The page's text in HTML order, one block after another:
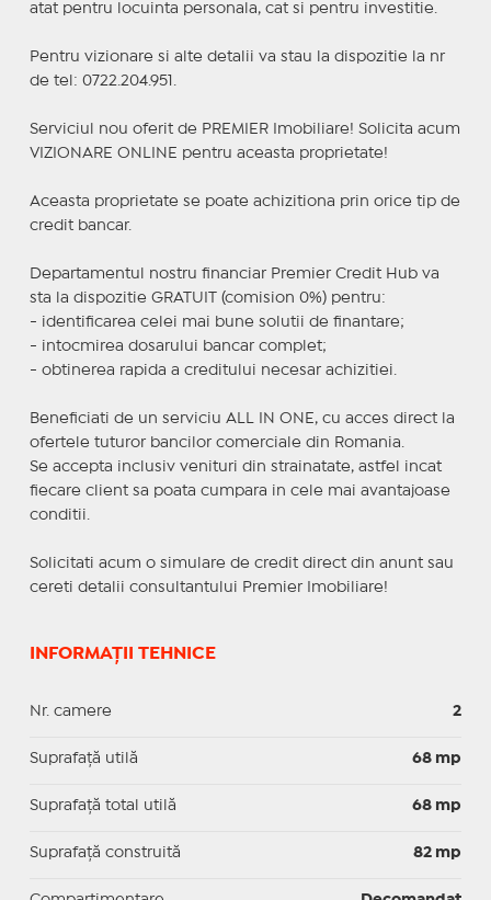
atat pentru locuinta personala, cat si pentru investitie.
Pentru vizionare si alte detalii va stau la dispozitie la nr
de tel: 0722.204.951.
Serviciul nou oferit de PREMIER Imobiliare! Solicita acum
VIZIONARE ONLINE pentru aceasta proprietate!
Aceasta proprietate se poate achizitiona prin orice tip de
credit bancar.
Departamentul nostru financiar Premier Credit Hub va
sta la dispozitie GRATUIT (comision 0%) pentru:
- identificarea celei mai bune solutii de finantare;
- intocmirea dosarului bancar complet;
- obtinerea rapida a creditului necesar achizitiei.
Beneficiati de un serviciu ALL IN ONE, cu acces direct la
ofertele tuturor bancilor comerciale din Romania.
Se accepta inclusiv venituri din strainatate, astfel incat
fiecare client sa poata cumpara in cele mai avantajoase
conditii.
Solicitati acum o simulare de credit direct din anunt sau
cereti detalii consultantului Premier Imobiliare!
INFORMAȚII TEHNICE
Nr. camere 2
Suprafaţă utilă 68 mp
Suprafaţă total utilă 68 mp
Suprafaţă construită 82 mp